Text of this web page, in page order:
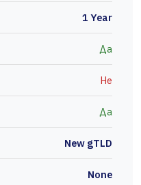
1 Year
Да
Не
Да
New gTLD
None